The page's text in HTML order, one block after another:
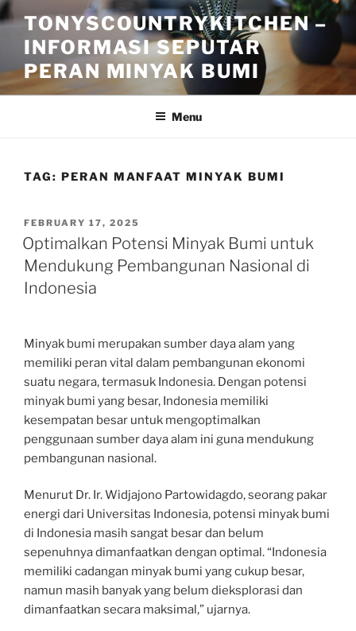
Skip
to
content
TONYSCOUNTRYKITCHEN –
INFORMASI SEPUTAR
PERAN MINYAK BUMI
Menu
TAG: PERAN MANFAAT MINYAK BUMI
POSTED
ON
FEBRUARY 17, 2025
Optimalkan Potensi Minyak Bumi untuk
Mendukung Pembangunan Nasional di
Indonesia
Minyak bumi merupakan sumber daya alam yang
memiliki peran vital dalam pembangunan ekonomi
suatu negara, termasuk Indonesia. Dengan potensi
minyak bumi yang besar, Indonesia memiliki
kesempatan besar untuk mengoptimalkan
penggunaan sumber daya alam ini guna mendukung
pembangunan nasional.
Menurut Dr. Ir. Widjajono Partowidagdo, seorang pakar
energi dari Universitas Indonesia, potensi minyak bumi
di Indonesia masih sangat besar dan belum
sepenuhnya dimanfaatkan dengan optimal. “Indonesia
memiliki cadangan minyak bumi yang cukup besar,
namun masih banyak yang belum dieksplorasi dan
dimanfaatkan secara maksimal,” ujarnya.